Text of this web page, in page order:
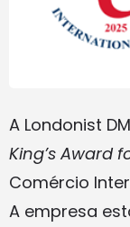
A Londonist
King’s Award
Comércio
A empresa